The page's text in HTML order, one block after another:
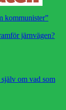
kommunister”
järnvägen?
om vad som